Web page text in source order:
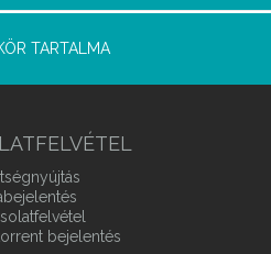
TARTALMA
bejelentés